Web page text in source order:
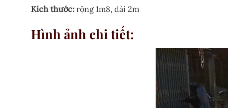
Kích thước: rộng 1m8, dài 2m
Hình ảnh chi tiết: